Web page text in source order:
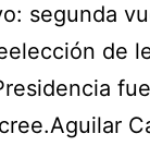
segunda
de